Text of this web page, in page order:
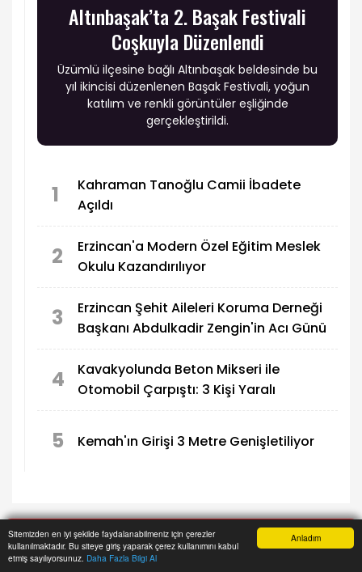
Anladım
Sitemizden en iyi şekilde faydalanabilmeniz için çerezler
kullanılmaktadır. Bu siteye giriş yaparak çerez kullanımını kabul
etmiş sayılıyorsunuz. Daha Fazla Bilgi Al
Altınbaşak’ta 2. Başak Festivali
Coşkuyla Düzenlendi
Üzümlü ilçesine bağlı Altınbaşak beldesinde bu
yıl ikincisi düzenlenen Başak Festivali, yoğun
katılım ve renkli görüntüler eşliğinde
gerçekleştirildi.
1
Kahraman Tanoğlu Camii İbadete
Açıldı
2
Erzincan'a Modern Özel Eğitim Meslek
Okulu Kazandırılıyor
3
Erzincan Şehit Aileleri Koruma Derneği
Başkanı Abdulkadir Zengin'in Acı Günü
4
Kavakyolunda Beton Mikseri ile
Otomobil Çarpıştı: 3 Kişi Yaralı
5 Kemah'ın Girişi 3 Metre Genişletiliyor
ANA SAYFA
GÜNDEM
“Huzur 24” Uygulaması Gerçekleştirildi
Anasayfa Yazarlar Haber Ara İhbar Hattı Menu